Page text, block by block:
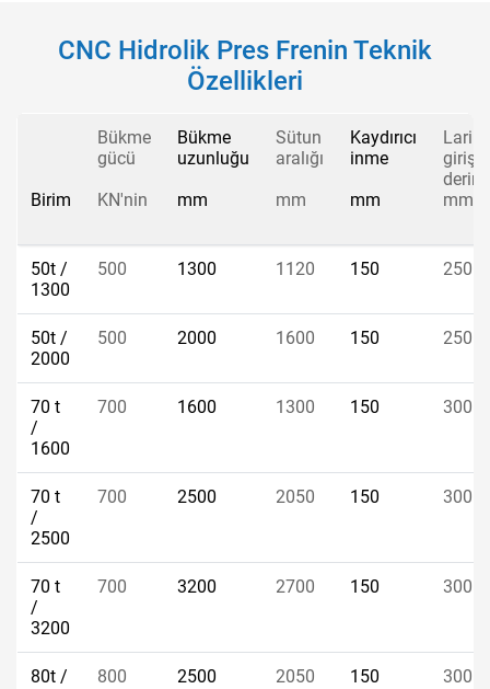
CNC Hidrolik Pres Frenin Teknik
Özellikleri
Birim
Bükme
gücü
KN'nin
Bükme
uzunluğu
mm
Sütun
aralığı
mm
Kaydırıcı
inme
mm
giriş
mm
50t /
1300
500 1300 1120 150 250
50t /
2000
500 2000 1600 150 250
70 t
/
1600
700 1600 1300 150 300
70 t
/
2500
700 2500 2050 150 300
70 t
/
3200
700 3200 2700 150 300
80t /
800 2500 2050 150 300